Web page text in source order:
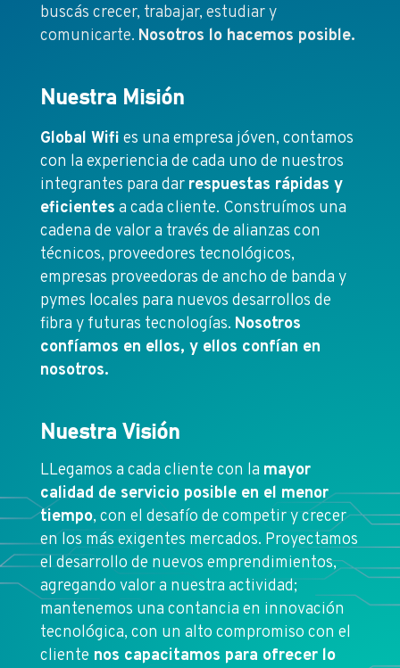
buscás crecer, trabajar, estudiar y
comunicarte. Nosotros lo hacemos posible.
Nuestra Misión
Global Wifi es una empresa jóven, contamos
con la experiencia de cada uno de nuestros
integrantes para dar respuestas rápidas y
eficientes a cada cliente. Construímos una
cadena de valor a través de alianzas con
técnicos, proveedores tecnológicos,
empresas proveedoras de ancho de banda y
pymes locales para nuevos desarrollos de
fibra y futuras tecnologías. Nosotros
confíamos en ellos, y ellos confían en
nosotros.
Nuestra Visión
LLegamos a cada cliente con la mayor
calidad de servicio posible en el menor
tiempo, con el desafío de competir y crecer
en los más exigentes mercados. Proyectamos
el desarrollo de nuevos emprendimientos,
agregando valor a nuestra actividad;
mantenemos una contancia en innovación
tecnológica, con un alto compromiso con el
cliente nos capacitamos para ofrecer lo